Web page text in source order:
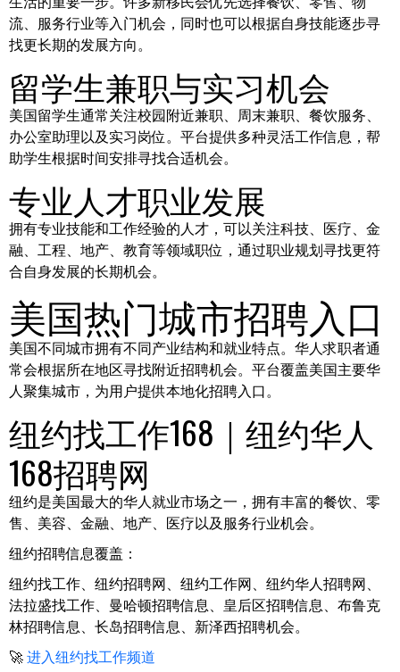
流、服务行业等入门机会，同时也可以根据自身技能逐步寻
找更长期的发展方向。
留学生兼职与实习机会
美国留学生通常关注校园附近兼职、周末兼职、餐饮服务、
办公室助理以及实习岗位。平台提供多种灵活工作信息，帮
助学生根据时间安排寻找合适机会。
专业人才职业发展
拥有专业技能和工作经验的人才，可以关注科技、医疗、金
融、工程、地产、教育等领域职位，通过职业规划寻找更符
合自身发展的长期机会。
美国热门城市招聘入口
美国不同城市拥有不同产业结构和就业特点。华人求职者通
常会根据所在地区寻找附近招聘机会。平台覆盖美国主要华
人聚集城市，为用户提供本地化招聘入口。
纽约找工作168｜纽约华人
168招聘网
纽约是美国最大的华人就业市场之一，拥有丰富的餐饮、零
售、美容、金融、地产、医疗以及服务行业机会。
纽约招聘信息覆盖：
纽约找工作、纽约招聘网、纽约工作网、纽约华人招聘网、
法拉盛找工作、曼哈顿招聘信息、皇后区招聘信息、布鲁克
林招聘信息、长岛招聘信息、新泽西招聘机会。
🚀 进入纽约找工作频道